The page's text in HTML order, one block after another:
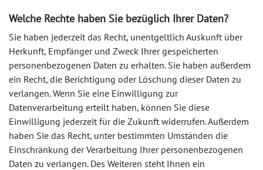
Welche Rechte haben Sie bezüglich Ihrer Daten?
Sie haben jederzeit das Recht, unentgeltlich Auskunft über
Herkunft, Empfänger und Zweck Ihrer gespeicherten
personenbezogenen Daten zu erhalten. Sie haben außerdem
ein Recht, die Berichtigung oder Löschung dieser Daten zu
verlangen. Wenn Sie eine Einwilligung zur
Datenverarbeitung erteilt haben, können Sie diese
Einwilligung jederzeit für die Zukunft widerrufen. Außerdem
haben Sie das Recht, unter bestimmten Umständen die
Einschränkung der Verarbeitung Ihrer personenbezogenen
Daten zu verlangen. Des Weiteren steht Ihnen ein